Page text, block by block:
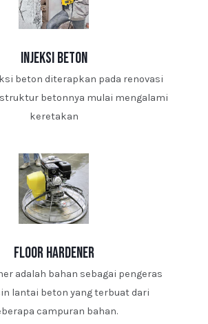
injeksi beton
beton diterapkan pada renovasi
struktur betonnya mulai mengalami
keretakan
floor hardener
adalah bahan sebagai pengeras
lantai beton yang terbuat dari
campuran bahan.